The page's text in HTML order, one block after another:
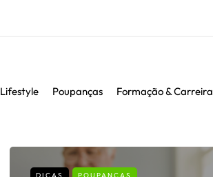
Lifestyle Poupanças Formação & Carreira